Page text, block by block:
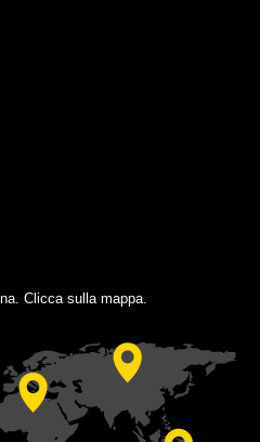
Clicca sulla mappa.